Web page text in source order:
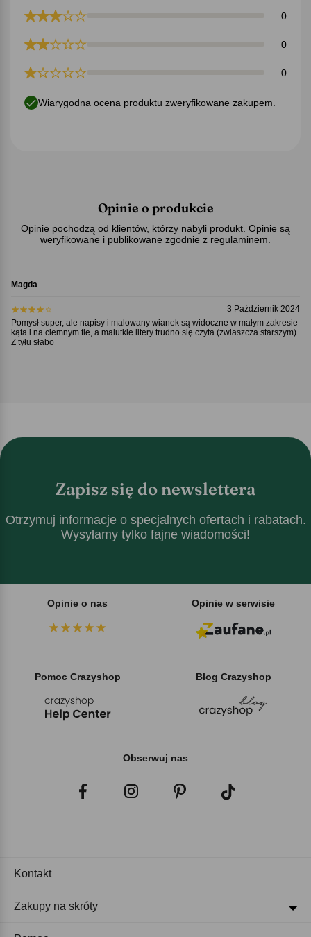
0
0
0
Wiarygodna ocena produktu zweryfikowane zakupem.
Opinie o produkcie
Opinie pochodzą od klientów, którzy nabyli produkt. Opinie są
weryfikowane i publikowane zgodnie z regulaminem
Magda
3 Październik 2024
Pomysł super, ale napisy i malowany wianek są widoczne w małym zakresie
kąta i na ciemnym tle, a malutkie litery trudno się czyta (zwłaszcza starszym).
Z tyłu słabo
Zapisz się do newslettera
Otrzymuj informacje o specjalnych ofertach i rabatach.
Wysyłamy tylko fajne wiadomości!
Opinie o nas Opinie w serwisie
Pomoc Crazyshop Blog Crazyshop
Obserwuj nas
Kontakt
Zakupy na skróty